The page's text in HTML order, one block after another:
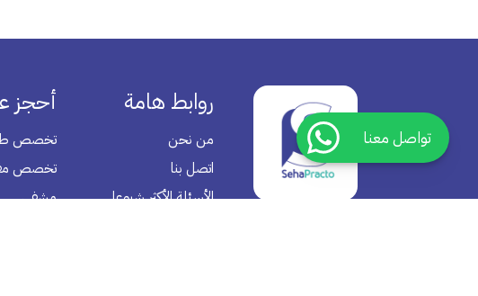
روابط هامة
من نحن
اتصل بنا
الأسئلة الأكثر شيوعا
أحجز
تخصص
تخصص
مشفي
تواصل معنا